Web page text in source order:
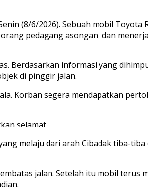
(8/6/2026). Sebuah mobil Toyota
pedagang asongan, dan
Berdasarkan informasi yang
di pinggir jalan.
Korban segera mendapatkan
selamat.
melaju dari arah Cibadak tiba-
jalan. Setelah itu mobil terus